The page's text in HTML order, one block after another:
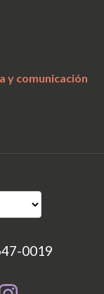
y comunicación
0019